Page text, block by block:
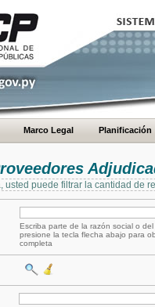
Marco Legal Planificación
usted puede filtrar la cantidad de
Escriba parte de la razón social o
presione la tecla flecha abajo para
completa